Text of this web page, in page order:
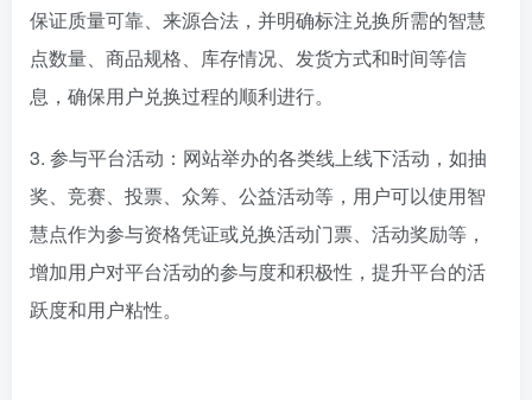
保证质量可靠、来源合法，并明确标注兑换所需的智慧
点数量、商品规格、库存情况、发货方式和时间等信
息，确保用户兑换过程的顺利进行。
3. 参与平台活动：网站举办的各类线上线下活动，如抽
奖、竞赛、投票、众筹、公益活动等，用户可以使用智
慧点作为参与资格凭证或兑换活动门票、活动奖励等，
增加用户对平台活动的参与度和积极性，提升平台的活
跃度和用户粘性。